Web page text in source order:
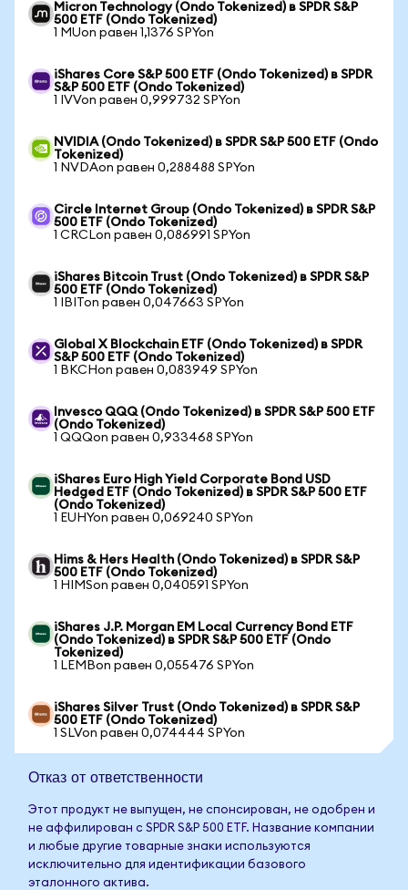
Micron Technology (Ondo Tokenized) в SPDR S&P
500 ETF (Ondo Tokenized)
1 MUon равен 1,1376 SPYon
iShares Core S&P 500 ETF (Ondo Tokenized) в SPDR
S&P 500 ETF (Ondo Tokenized)
1 IVVon равен 0,999732 SPYon
NVIDIA (Ondo Tokenized) в SPDR S&P 500 ETF (Ondo
Tokenized)
1 NVDAon равен 0,288488 SPYon
Circle Internet Group (Ondo Tokenized) в SPDR S&P
500 ETF (Ondo Tokenized)
1 CRCLon равен 0,086991 SPYon
iShares Bitcoin Trust (Ondo Tokenized) в SPDR S&P
500 ETF (Ondo Tokenized)
1 IBITon равен 0,047663 SPYon
Global X Blockchain ETF (Ondo Tokenized) в SPDR
S&P 500 ETF (Ondo Tokenized)
1 BKCHon равен 0,083949 SPYon
Invesco QQQ (Ondo Tokenized) в SPDR S&P 500 ETF
(Ondo Tokenized)
1 QQQon равен 0,933468 SPYon
iShares Euro High Yield Corporate Bond USD
Hedged ETF (Ondo Tokenized) в SPDR S&P 500 ETF
(Ondo Tokenized)
1 EUHYon равен 0,069240 SPYon
Hims & Hers Health (Ondo Tokenized) в SPDR S&P
500 ETF (Ondo Tokenized)
1 HIMSon равен 0,040591 SPYon
iShares J.P. Morgan EM Local Currency Bond ETF
(Ondo Tokenized) в SPDR S&P 500 ETF (Ondo
Tokenized)
1 LEMBon равен 0,055476 SPYon
iShares Silver Trust (Ondo Tokenized) в SPDR S&P
500 ETF (Ondo Tokenized)
1 SLVon равен 0,074444 SPYon
Отказ от ответственности
Этот продукт не выпущен, не спонсирован, не одобрен и
не аффилирован с SPDR S&P 500 ETF. Название компании
и любые другие товарные знаки используются
исключительно для идентификации базового
эталонного актива.